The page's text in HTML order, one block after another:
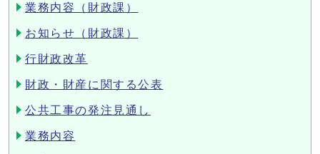
業務内容（財政課）
お知らせ（財政課）
行財政改革
財政・財産に関する公表
公共工事の発注見通し
業務内容